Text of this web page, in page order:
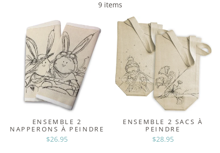
9 items
ENSEMBLE 2
NAPPERONS À PEINDRE
$26.95
ENSEMBLE 2 SACS À
PEINDRE
$28.95